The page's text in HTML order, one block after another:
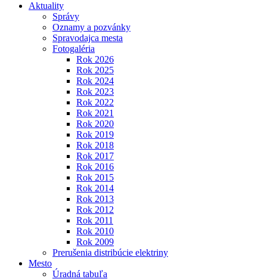
Aktuality
Správy
Oznamy a pozvánky
Spravodajca mesta
Fotogaléria
Rok 2026
Rok 2025
Rok 2024
Rok 2023
Rok 2022
Rok 2021
Rok 2020
Rok 2019
Rok 2018
Rok 2017
Rok 2016
Rok 2015
Rok 2014
Rok 2013
Rok 2012
Rok 2011
Rok 2010
Rok 2009
Prerušenia distribúcie elektriny
Mesto
Úradná tabuľa